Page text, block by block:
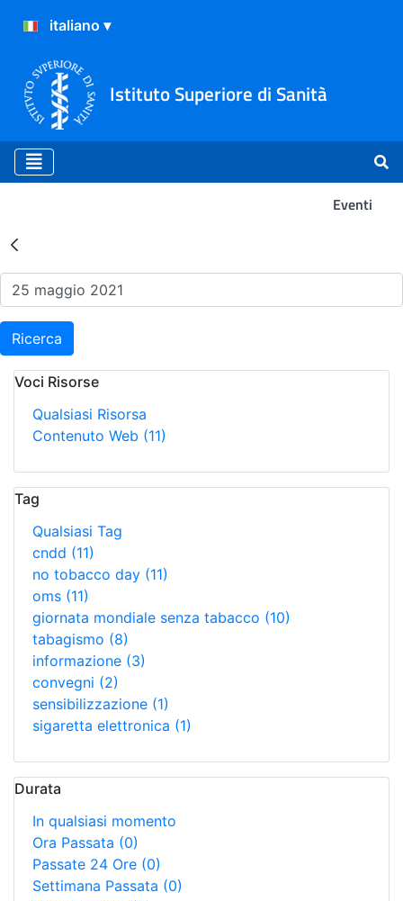
Istituto Superiore di Sanità
Eventi
Risultati della Ricerca -
Ricerca
Voci Risorse
Qualsiasi Risorsa
Contenuto Web (11)
Tag
Qualsiasi Tag
cndd (11)
no tobacco day (11)
oms (11)
giornata mondiale senza tabacco (10)
tabagismo (8)
informazione (3)
convegni (2)
sensibilizzazione (1)
sigaretta elettronica (1)
Durata
In qualsiasi momento
Ora Passata (0)
Passate 24 Ore (0)
Settimana Passata (0)